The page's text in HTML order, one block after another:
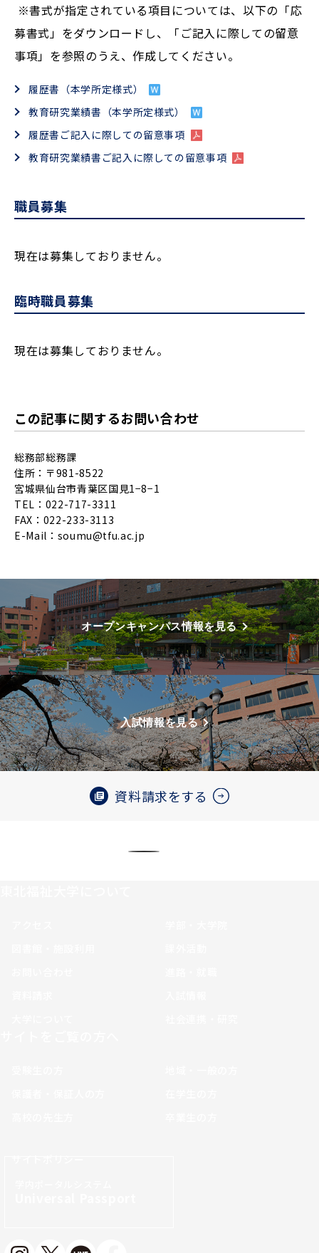
※書式が指定されている項目については、以下の「応
募書式」をダウンロードし、「ご記入に際しての留意
事項」を参照のうえ、作成してください。
履歴書（本学所定様式）
教育研究業績書（本学所定様式）
履歴書ご記入に際しての留意事項
教育研究業績書ご記入に際しての留意事項
職員募集
現在は募集しておりません。
臨時職員募集
現在は募集しておりません。
この記事に関するお問い合わせ
総務部総務課
住所：〒981-8522
宮城県仙台市青葉区国見1−8−1
TEL：022-717-3311
FAX：022-233-3113
E-Mail： soumu@tfu.ac.jp
オープンキャンパス情報を見る
入試情報を見る
資料請求をする